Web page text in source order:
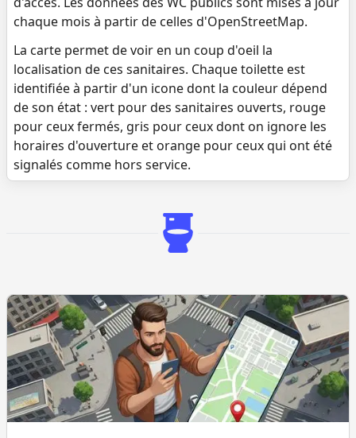
chaque mois à partir de celles d'OpenStreetMap.
La carte permet de voir en un coup d'oeil la
localisation de ces sanitaires. Chaque toilette est
identifiée à partir d'un icone dont la couleur dépend
de son état : vert pour des sanitaires ouverts, rouge
pour ceux fermés, gris pour ceux dont on ignore les
horaires d'ouverture et orange pour ceux qui ont été
signalés comme hors service.